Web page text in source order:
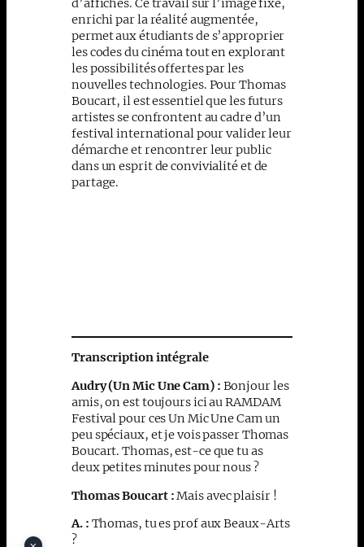
d’affiches. Ce travail sur l’image fixe,
enrichi par la réalité augmentée,
permet aux étudiants de s’approprier
les codes du cinéma tout en explorant
les possibilités offertes par les
nouvelles technologies. Pour Thomas
Boucart, il est essentiel que les futurs
artistes se confrontent au cadre d’un
festival international pour valider leur
démarche et rencontrer leur public
dans un esprit de convivialité et de
partage.
Transcription intégrale
Audry (Un Mic Une Cam) : Bonjour les
amis, on est toujours ici au RAMDAM
Festival pour ces Un Mic Une Cam un
peu spéciaux, et je vois passer Thomas
Boucart. Thomas, est-ce que tu as
deux petites minutes pour nous ?
Thomas Boucart :Mais avec plaisir !
A. : Thomas, tu es prof aux Beaux-Arts
?